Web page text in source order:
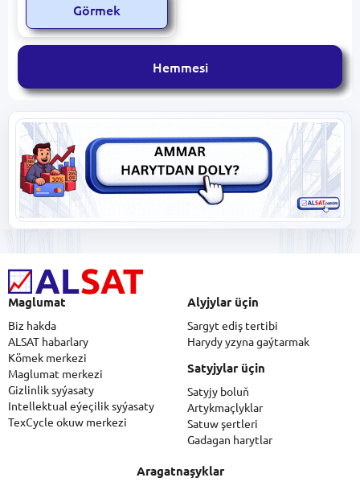
Görmek
Hemmesi
Maglumat
Biz hakda
ALSAT habarlary
Kömek merkezi
Maglumat merkezi
Gizlinlik syýasaty
Intellektual eýeçilik syýasaty
TexCycle okuw merkezi
Alyjylar üçin
Sargyt ediş tertibi
Harydy yzyna gaýtarmak
Satyjylar üçin
Satyjy boluň
Artykmaçlyklar
Satuw şertleri
Gadagan harytlar
Aragatnaşyklar